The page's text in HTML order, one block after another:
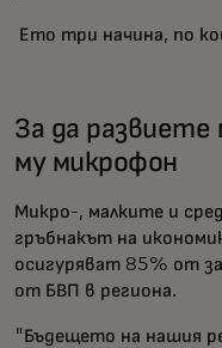
Ето три начина, по
За да развиете
му микрофон
Микро-, малките и
гръбнакът на
осигуряват 85% от
от БВП в региона.
"Бъдещето на нашия